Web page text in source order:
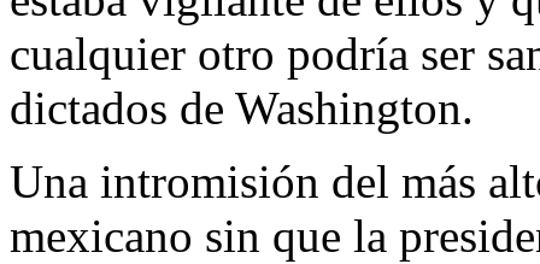
cualquier otro podría ser
dictados de Washington.
Una intromisión del más
mexicano sin que la